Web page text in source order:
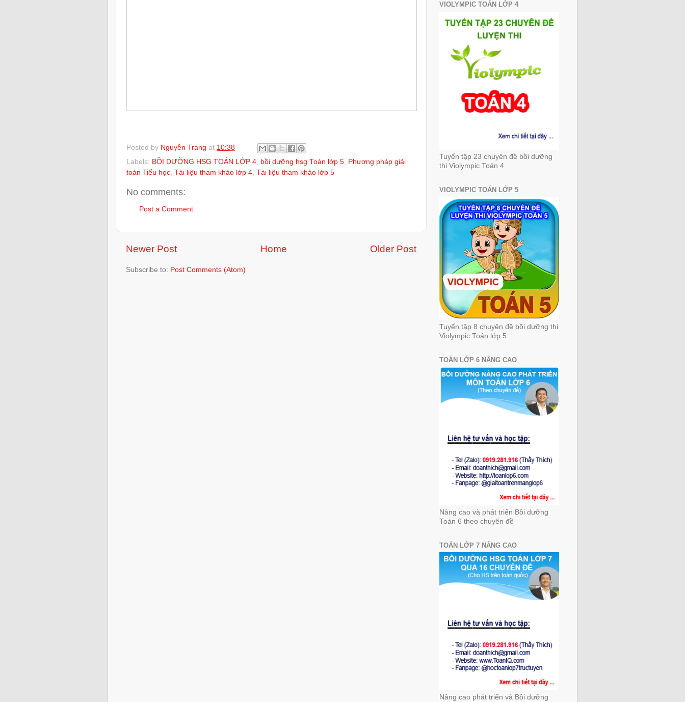
Posted by Nguyễn Trang at 10:38
Labels: BỒI DƯỠNG HSG TOÁN LỚP 4, bồi dưỡng hsg Toán lớp 5, Phương pháp giải
toán Tiểu học, Tài liệu tham khảo lớp 4, Tài liệu tham khảo lớp 5
No comments:
Post a Comment
Newer Post Older Post
Home
Subscribe to: Post Comments (Atom)
VIOLYMPIC TOÁN LỚP 4
Tuyển tập 23 chuyên đề bồi dưỡng
thi Violympic Toán 4
VIOLYMPIC TOÁN LỚP 5
Tuyển tập 8 chuyên đề bồi dưỡng thi
Violympic Toán lớp 5
TOÁN LỚP 6 NÂNG CAO
Nâng cao và phát triển Bồi dưỡng
Toán 6 theo chuyên đề
TOÁN LỚP 7 NÂNG CAO
Nâng cao phát triển và Bồi dưỡng